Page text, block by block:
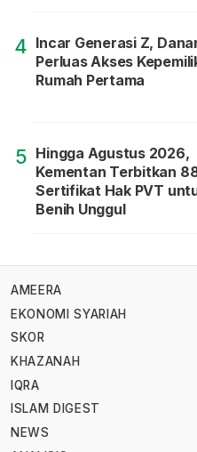
4 Incar Generasi Z,
Perluas Akses
Rumah Pertama
5 Hingga Agustus 2026,
Kementan Terbitkan
Sertifikat Hak PVT
Benih Unggul
AMEERA
EKONOMI SYARIAH
SKOR
KHAZANAH
IQRA
ISLAM DIGEST
NEWS